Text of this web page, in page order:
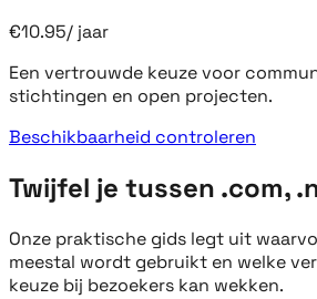
€10.95/ jaar
Een vertrouwde keuze voor
stichtingen en open projecten.
Beschikbaarheid controleren
Twijfel je tussen .com,
Onze praktische gids legt uit
meestal wordt gebruikt en welke
keuze bij bezoekers kan wekken.